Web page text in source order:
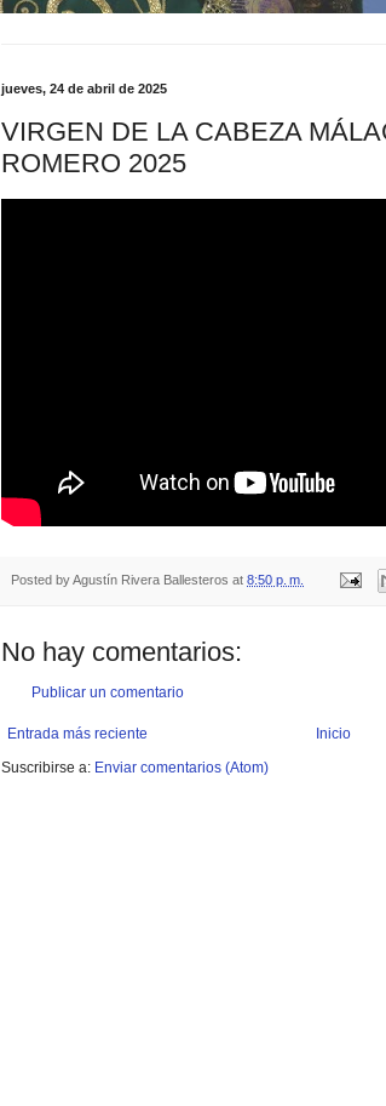
jueves, 24 de abril de 2025
VIRGEN DE LA CABEZA
ROMERO 2025
Posted byAgustín Rivera Ballesteros at 8:50 p. m.
No hay comentarios:
Publicar un comentario
Entrada más reciente
Inicio
Suscribirse a: Enviar comentarios (Atom)